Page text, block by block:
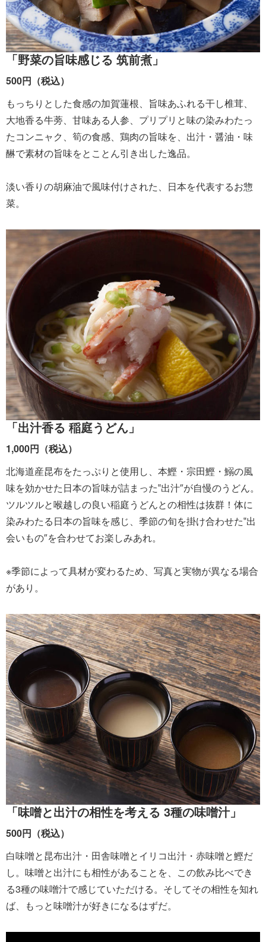
「野菜の旨味感じる 筑前煮」
500円（税込）
もっちりとした食感の加賀蓮根、旨味あふれる干し椎茸、
大地香る牛蒡、甘味ある人参、プリプリと味の染みわたっ
たコンニャク、筍の食感、鶏肉の旨味を、出汁・醤油・味
醂で素材の旨味をとことん引き出した逸品。
淡い香りの胡麻油で風味付けされた、日本を代表するお惣
菜。
「出汁香る 稲庭うどん」
1,000円（税込）
北海道産昆布をたっぷりと使用し、本鰹・宗田鰹・鰯の風
味を効かせた日本の旨味が詰まった‟出汁″が自慢のうどん。
ツルツルと喉越しの良い稲庭うどんとの相性は抜群！体に
染みわたる日本の旨味を感じ、季節の旬を掛け合わせた‟出
会いもの″を合わせてお楽しみあれ。
※季節によって具材が変わるため、写真と実物が異なる場合
があり。
「味噌と出汁の相性を考える 3種の味噌汁」
500円（税込）
白味噌と昆布出汁・田舎味噌とイリコ出汁・赤味噌と鰹だ
し。味噌と出汁にも相性があることを、この飲み比べでき
る3種の味噌汁で感じていただける。そしてその相性を知れ
ば、もっと味噌汁が好きになるはずだ。